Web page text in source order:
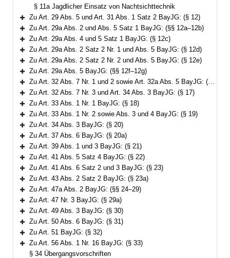
§ 11a Jagdlicher Einsatz von Nachtsichttechnik
Bereich erweitern
Zu Art. 29 Abs. 5 und Art. 31 Abs. 1 Satz 2 BayJG: (§ 12)
Bereich erweitern
Zu Art. 29a Abs. 2 und Abs. 5 Satz 1 BayJG: (§§ 12a–12b)
Bereich erweitern
Zu Art. 29a Abs. 4 und 5 Satz 1 BayJG: (§ 12c)
Bereich erweitern
Zu Art. 29a Abs. 2 Satz 2 Nr. 1 und Abs. 5 BayJG: (§ 12d)
Bereich erweitern
Zu Art. 29a Abs. 2 Satz 2 Nr. 2 und Abs. 5 BayJG: (§ 12e)
Bereich erweitern
Zu Art. 29a Abs. 5 BayJG: (§§ 12f–12g)
Bereich erweitern
Zu Art. 32 Abs. 7 Nr. 1 und 2 sowie Art. 32a Abs. 5 BayJG: (§§ 13–16)
Bereich erweitern
Zu Art. 32 Abs. 7 Nr. 3 und Art. 34 Abs. 3 BayJG: (§ 17)
Bereich erweitern
Zu Art. 33 Abs. 1 Nr. 1 BayJG: (§ 18)
Bereich erweitern
Zu Art. 33 Abs. 1 Nr. 2 sowie Abs. 3 und 4 BayJG: (§ 19)
Bereich erweitern
Zu Art. 34 Abs. 3 BayJG: (§ 20)
Bereich erweitern
Zu Art. 37 Abs. 6 BayJG: (§ 20a)
Bereich erweitern
Zu Art. 39 Abs. 1 und 3 BayJG: (§ 21)
Bereich erweitern
Zu Art. 41 Abs. 5 Satz 4 BayJG: (§ 22)
Bereich erweitern
Zu Art. 41 Abs. 6 Satz 2 und 3 BayJG: (§ 23)
Bereich erweitern
Zu Art. 43 Abs. 2 Satz 2 BayJG: (§ 23a)
Bereich erweitern
Zu Art. 47a Abs. 2 BayJG: (§§ 24–29)
Bereich erweitern
Zu Art. 47 Nr. 3 BayJG: (§ 29a)
Bereich erweitern
Zu Art. 49 Abs. 3 BayJG: (§ 30)
Bereich erweitern
Zu Art. 50 Abs. 6 BayJG: (§ 31)
Bereich erweitern
Zu Art. 51 BayJG: (§ 32)
Bereich erweitern
Zu Art. 56 Abs. 1 Nr. 16 BayJG: (§ 33)
§ 34 Übergangsvorschriften